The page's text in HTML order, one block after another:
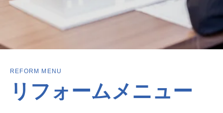
REFORM MENU
リフォームメニュー